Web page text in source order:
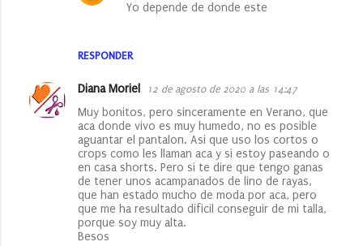
i
RESPONDER
Yo depende de donde este
Diana Moriel 12 de agosto de 2020 a las 14:47
Muy bonitos, pero sinceramente en Verano, que
aca donde vivo es muy humedo, no es posible
aguantar el pantalon. Asi que uso los cortos o
crops como les llaman aca y si estoy paseando o
en casa shorts. Pero si te dire que tengo ganas
de tener unos acampanados de lino de rayas,
que han estado mucho de moda por aca, pero
que me ha resultado dificil conseguir de mi talla,
porque soy muy alta.
Besos